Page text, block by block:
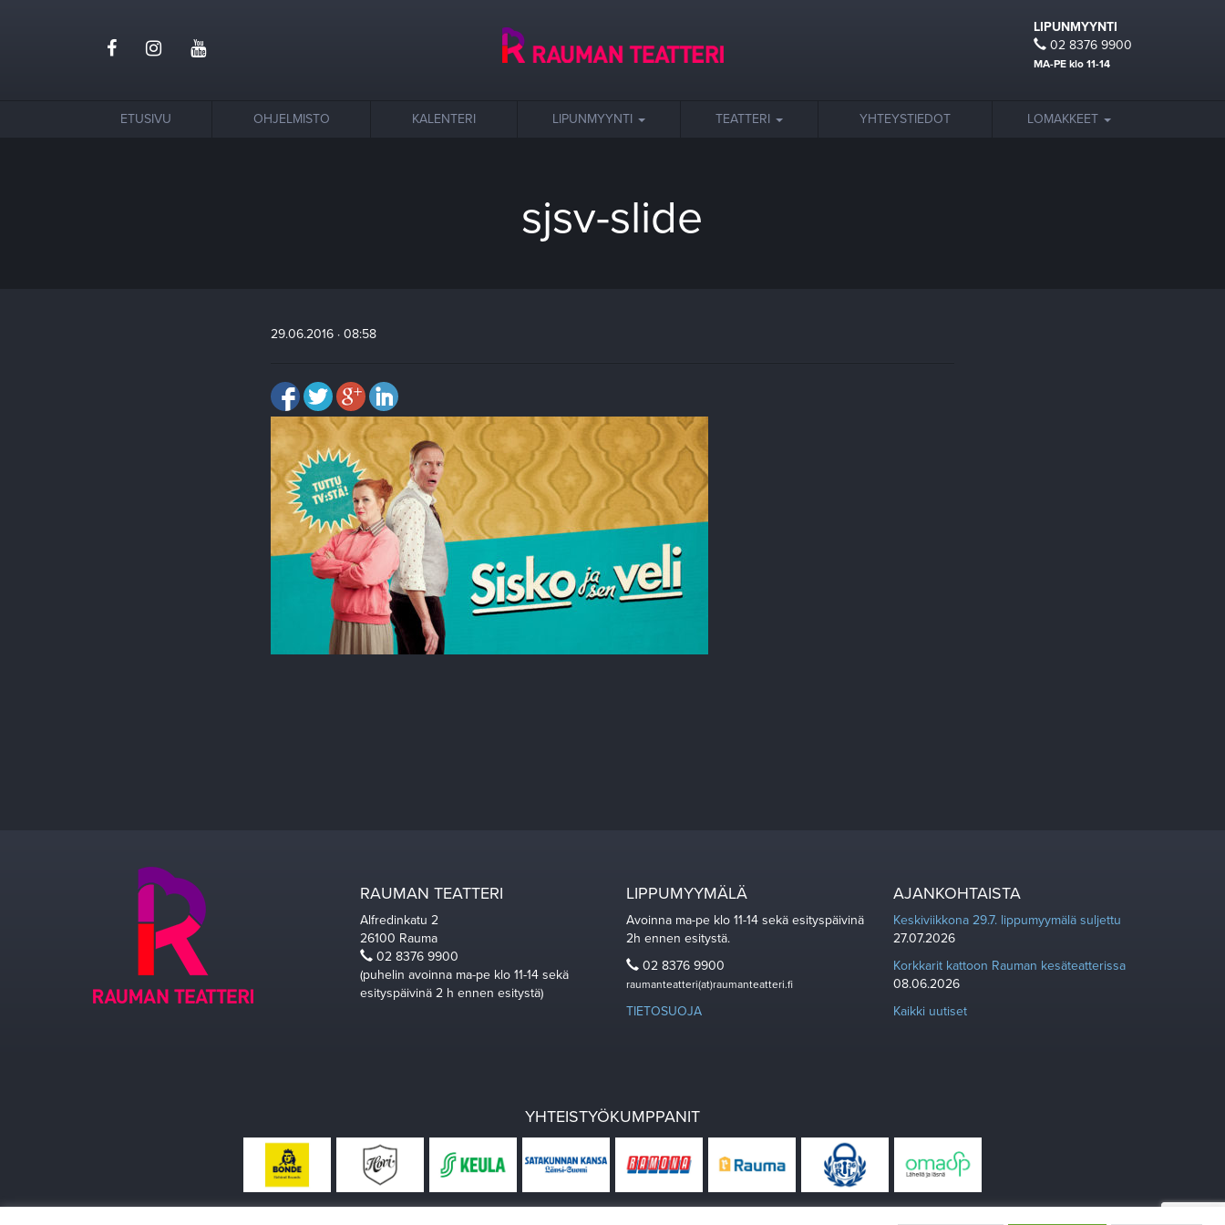
LIPUNMYYNTI
02 8376 9900
MA-PE klo 11-14
ETUSIVU OHJELMISTO KALENTERI LIPUNMYYNTI TEATTERI YHTEYSTIEDOT LOMAKKEET
sjsv-slide
29.06.2016 · 08:58
RAUMAN TEATTERI
Alfredinkatu 2
26100 Rauma
02 8376 9900
(puhelin avoinna ma-pe klo 11-14 sekä
esityspäivinä 2 h ennen esitystä)
LIPPUMYYMÄLÄ
Avoinna ma-pe klo 11-14 sekä esityspäivinä
2h ennen esitystä.
02 8376 9900
raumanteatteri(at)raumanteatteri.fi
TIETOSUOJA
AJANKOHTAISTA
Keskiviikkona 29.7. lippumyymälä suljettu
27.07.2026
Korkkarit kattoon Rauman kesäteatterissa
08.06.2026
Kaikki uutiset
YHTEISTYÖKUMPPANIT